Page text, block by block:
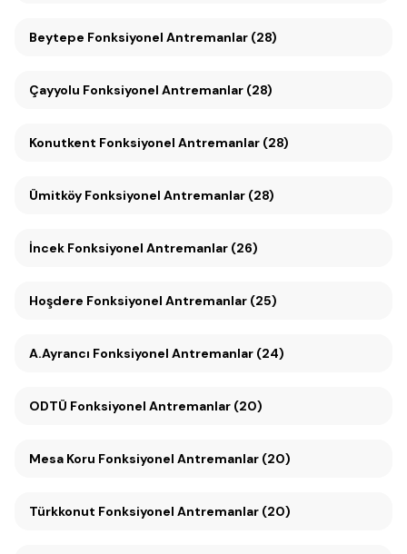
Beytepe Fonksiyonel Antremanlar (28)
Çayyolu Fonksiyonel Antremanlar (28)
Konutkent Fonksiyonel Antremanlar (28)
Ümitköy Fonksiyonel Antremanlar (28)
İncek Fonksiyonel Antremanlar (26)
Hoşdere Fonksiyonel Antremanlar (25)
A.Ayrancı Fonksiyonel Antremanlar (24)
ODTÜ Fonksiyonel Antremanlar (20)
Mesa Koru Fonksiyonel Antremanlar (20)
Türkkonut Fonksiyonel Antremanlar (20)